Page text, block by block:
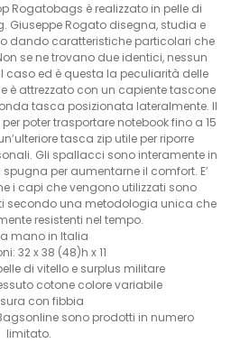
Rogatobags è realizzato in pelle di
Giuseppe Rogato disegna, studia e
dando caratteristiche particolari che
se ne trovano due identici, nessun
ed è questa la peculiarità delle
è attrezzato con un capiente tascone
tasca posizionata lateralmente. Il
poter trasportare notebook fino a 15
tasca zip utile per riporre
Gli spallacci sono interamente in
per aumentarne il comfort. E’
i capi che vengono utilizzati sono
secondo una metodologia unica che
resistenti nel tempo.
mano in Italia
32 x 38 (48)h x 11
di vitello e surplus militare
cotone colore variabile
con fibbia
sono prodotti in numero
limitato.